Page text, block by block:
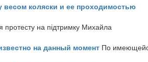
весом коляски и ее проходимостью
протесту на підтримку Михайла
на данный момент По